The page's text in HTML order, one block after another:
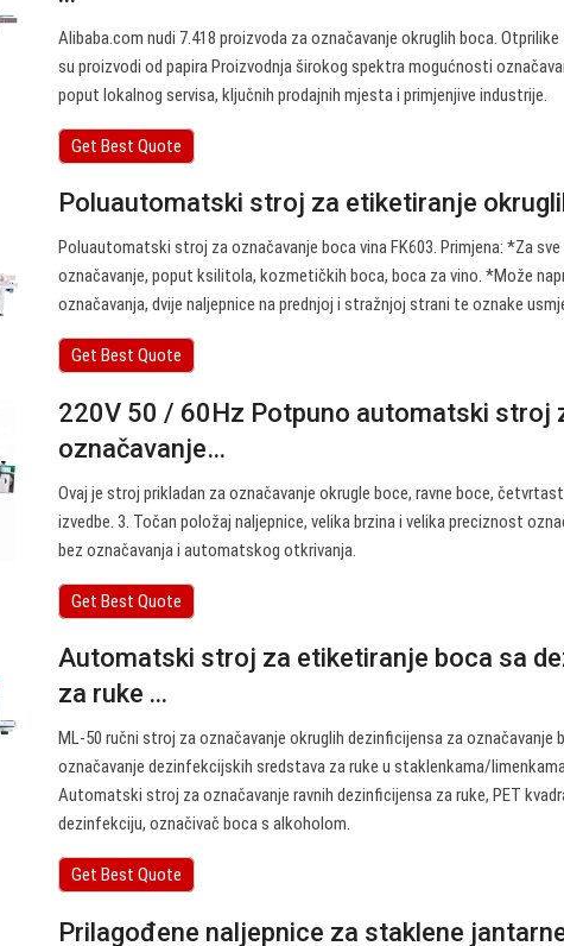
Alibaba.com nudi 7.418 proizvoda za označavanje okruglih boca.
su proizvodi od papira Proizvodnja širokog spektra mogućnosti
poput lokalnog servisa, ključnih prodajnih mjesta i primjenjive industrije.
Get Best Quote
Poluautomatski stroj za etiketiranje
Poluautomatski stroj za označavanje boca vina FK603. Primjena: *Za
označavanje, poput ksilitola, kozmetičkih boca, boca za vino. *Može
označavanja, dvije naljepnice na prednjoj i stražnjoj strani te oznake
Get Best Quote
220V 50 / 60Hz Potpuno automatski stroj
označavanje…
Ovaj je stroj prikladan za označavanje okrugle boce, ravne boce,
izvedbe. 3. Točan položaj naljepnice, velika brzina i velika preciznost
bez označavanja i automatskog otkrivanja.
Get Best Quote
Automatski stroj za etiketiranje boca sa
za ruke ...
ML-50 ručni stroj za označavanje okruglih dezinficijensa za
označavanje dezinfekcijskih sredstava za ruke u staklenkama/
Automatski stroj za označavanje ravnih dezinficijensa za ruke, PET
dezinfekciju, označivač boca s alkoholom.
Get Best Quote
Prilagođene naljepnice za staklene